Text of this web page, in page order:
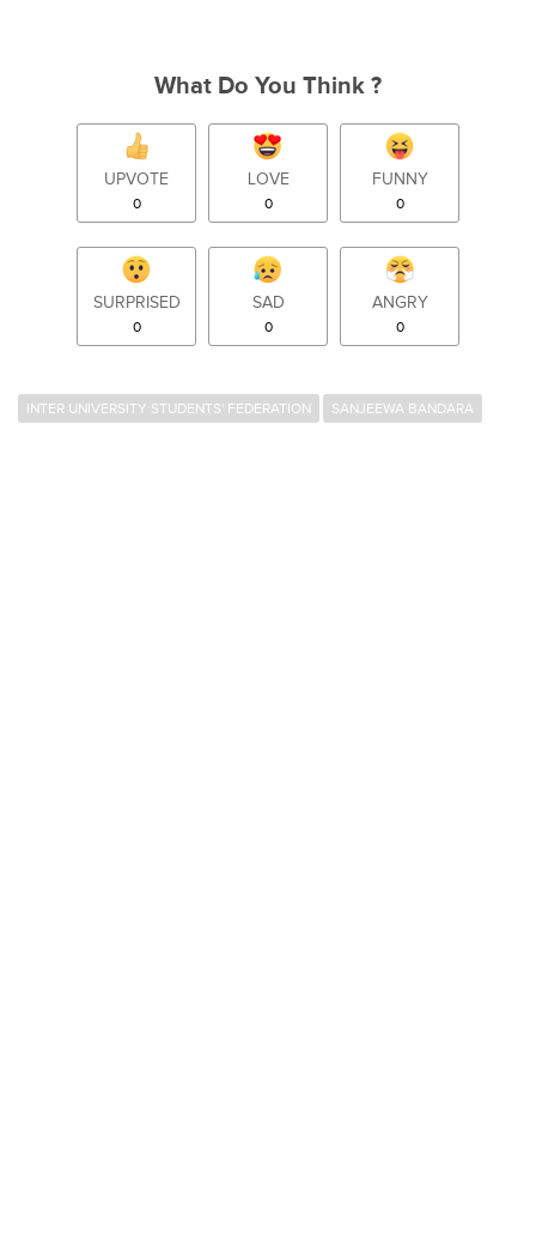
What Do You Think ?
UPVOTE
0
LOVE
0
FUNNY
0
SURPRISED
0
SAD
0
ANGRY
0
INTER UNIVERSITY STUDENTS' FEDERATION SANJEEWA BANDARA